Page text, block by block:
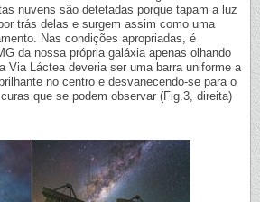
nuvens são detetadas porque tapam a luz
trás delas e surgem assim como uma
Nas condições apropriadas, é
da nossa própria galáxia apenas olhando
Via Láctea deveria ser uma barra uniforme a
no centro e desvanecendo-se para o
que se podem observar (Fig.3, direita)